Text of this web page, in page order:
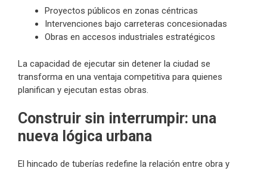
Proyectos públicos en zonas céntricas
Intervenciones bajo carreteras concesionadas
Obras en accesos industriales estratégicos
La capacidad de ejecutar sin detener la ciudad se
transforma en una ventaja competitiva para quienes
planifican y ejecutan estas obras.
Construir sin interrumpir: una
nueva lógica urbana
El hincado de tuberías redefine la relación entre obra y